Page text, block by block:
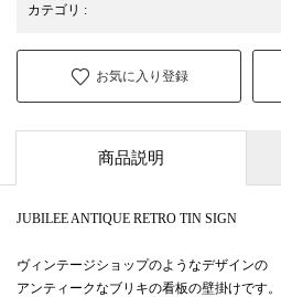
カテゴリ :
お気に入り登録
商品説明
JUBILEE ANTIQUE RETRO TIN SIGN
ヴィンテージショップのようなデザインの
アンティークなブリキの看板の壁掛けです。